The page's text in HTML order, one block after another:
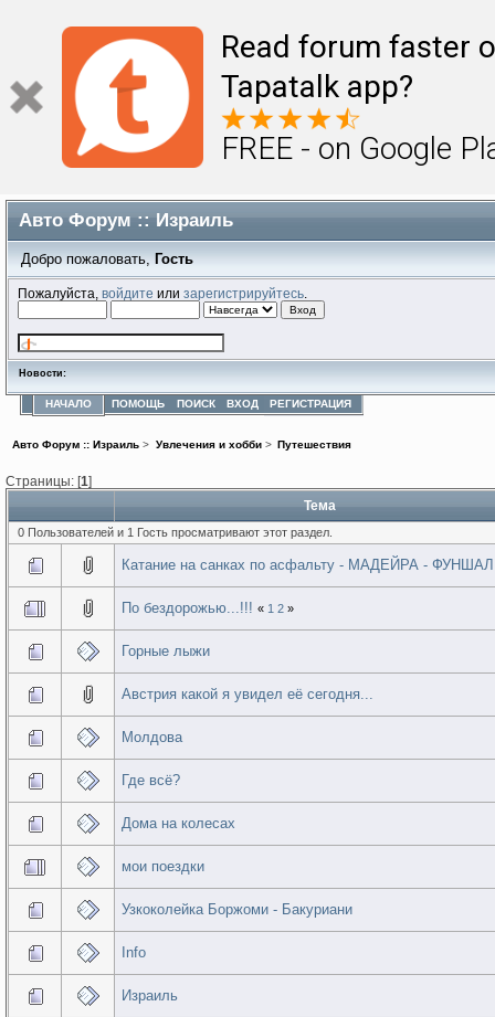
Read forum faster
Tapatalk app?
FREE - on Google
Авто Форум :: Израиль
Добро пожаловать, Гость
Пожалуйста,войдите илизарегистрируйтесь
Новости:
НАЧАЛО ПОМОЩЬ ПОИСК ВХОД РЕГИСТРАЦИЯ
Авто Форум :: Израиль > Увлечения и хобби> Путешествия
Страницы: [1]
Тема
0 Пользователей и 1 Гость просматривают этот раздел.
Катание на санках по асфальту - МАДЕЙРА - ФУНШАЛ
По бездорожью...!!! « 1 2 »
Горные лыжи
Австрия какой я увидел её сегодня...
Молдова
Где всё?
Дома на колесах
мои поездки
Узкоколейка Боржоми - Бакуриани
Info
Израиль